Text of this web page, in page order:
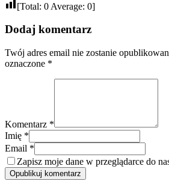
[Total: 0 Average: 0]
Dodaj komentarz
Twój adres email nie zostanie
oznaczone *
Komentarz *
Imię *
Email *
Zapisz moje dane w przeglądarce do
Opublikuj komentarz